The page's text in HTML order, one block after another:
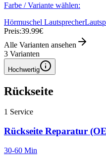
Farbe / Variante wählen:
Hörmuschel Lautsprecher
Preis:39.99€
Alle Varianten ansehen
3 Varianten
Hochwertig
Rückseite
1 Service
Rückseite Reparatur
30-60 Min